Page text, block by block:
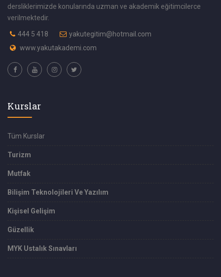
dersliklerimizde konularında uzman ve akademik eğitimcilerce
verilmektedir.
444 5 418
yakutegitim@hotmail.com
www.yakutakademi.com
Kurslar
Tüm Kurslar
Turizm
Mutfak
Bilişim Teknolojileri Ve Yazılım
Kişisel Gelişim
Güzellik
MYK Ustalık Sınavları